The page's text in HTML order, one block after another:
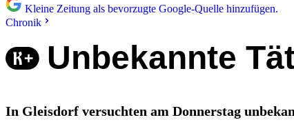
Kleine Zeitung als bevorzugte Google-Quelle hinzufügen.
Chronik
Unbekannte
In Gleisdorf versuchten am Donnerstag